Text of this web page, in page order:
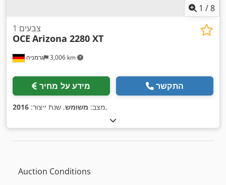
1 /8
גרמניה 3,006 km
1 צבעים
OCE Arizona 2280 XT
מידע על מחיר התקשר
מצב: משומש, שנת ייצור: 2016 ,
Auction Conditions